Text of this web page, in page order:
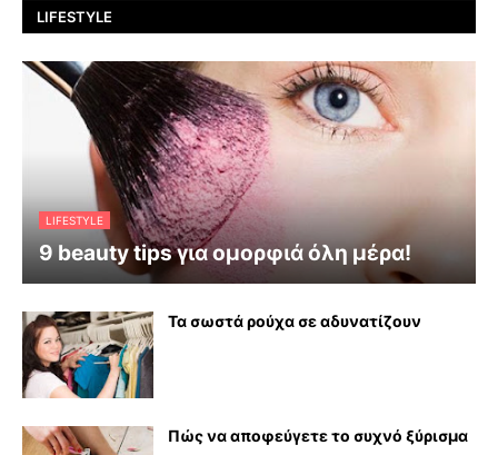
LIFESTYLE
LIFESTYLE
9 beauty tips για ομορφιά όλη μέρα!
Τα σωστά ρούχα σε αδυνατίζουν
Πώς να αποφεύγετε το συχνό ξύρισμα